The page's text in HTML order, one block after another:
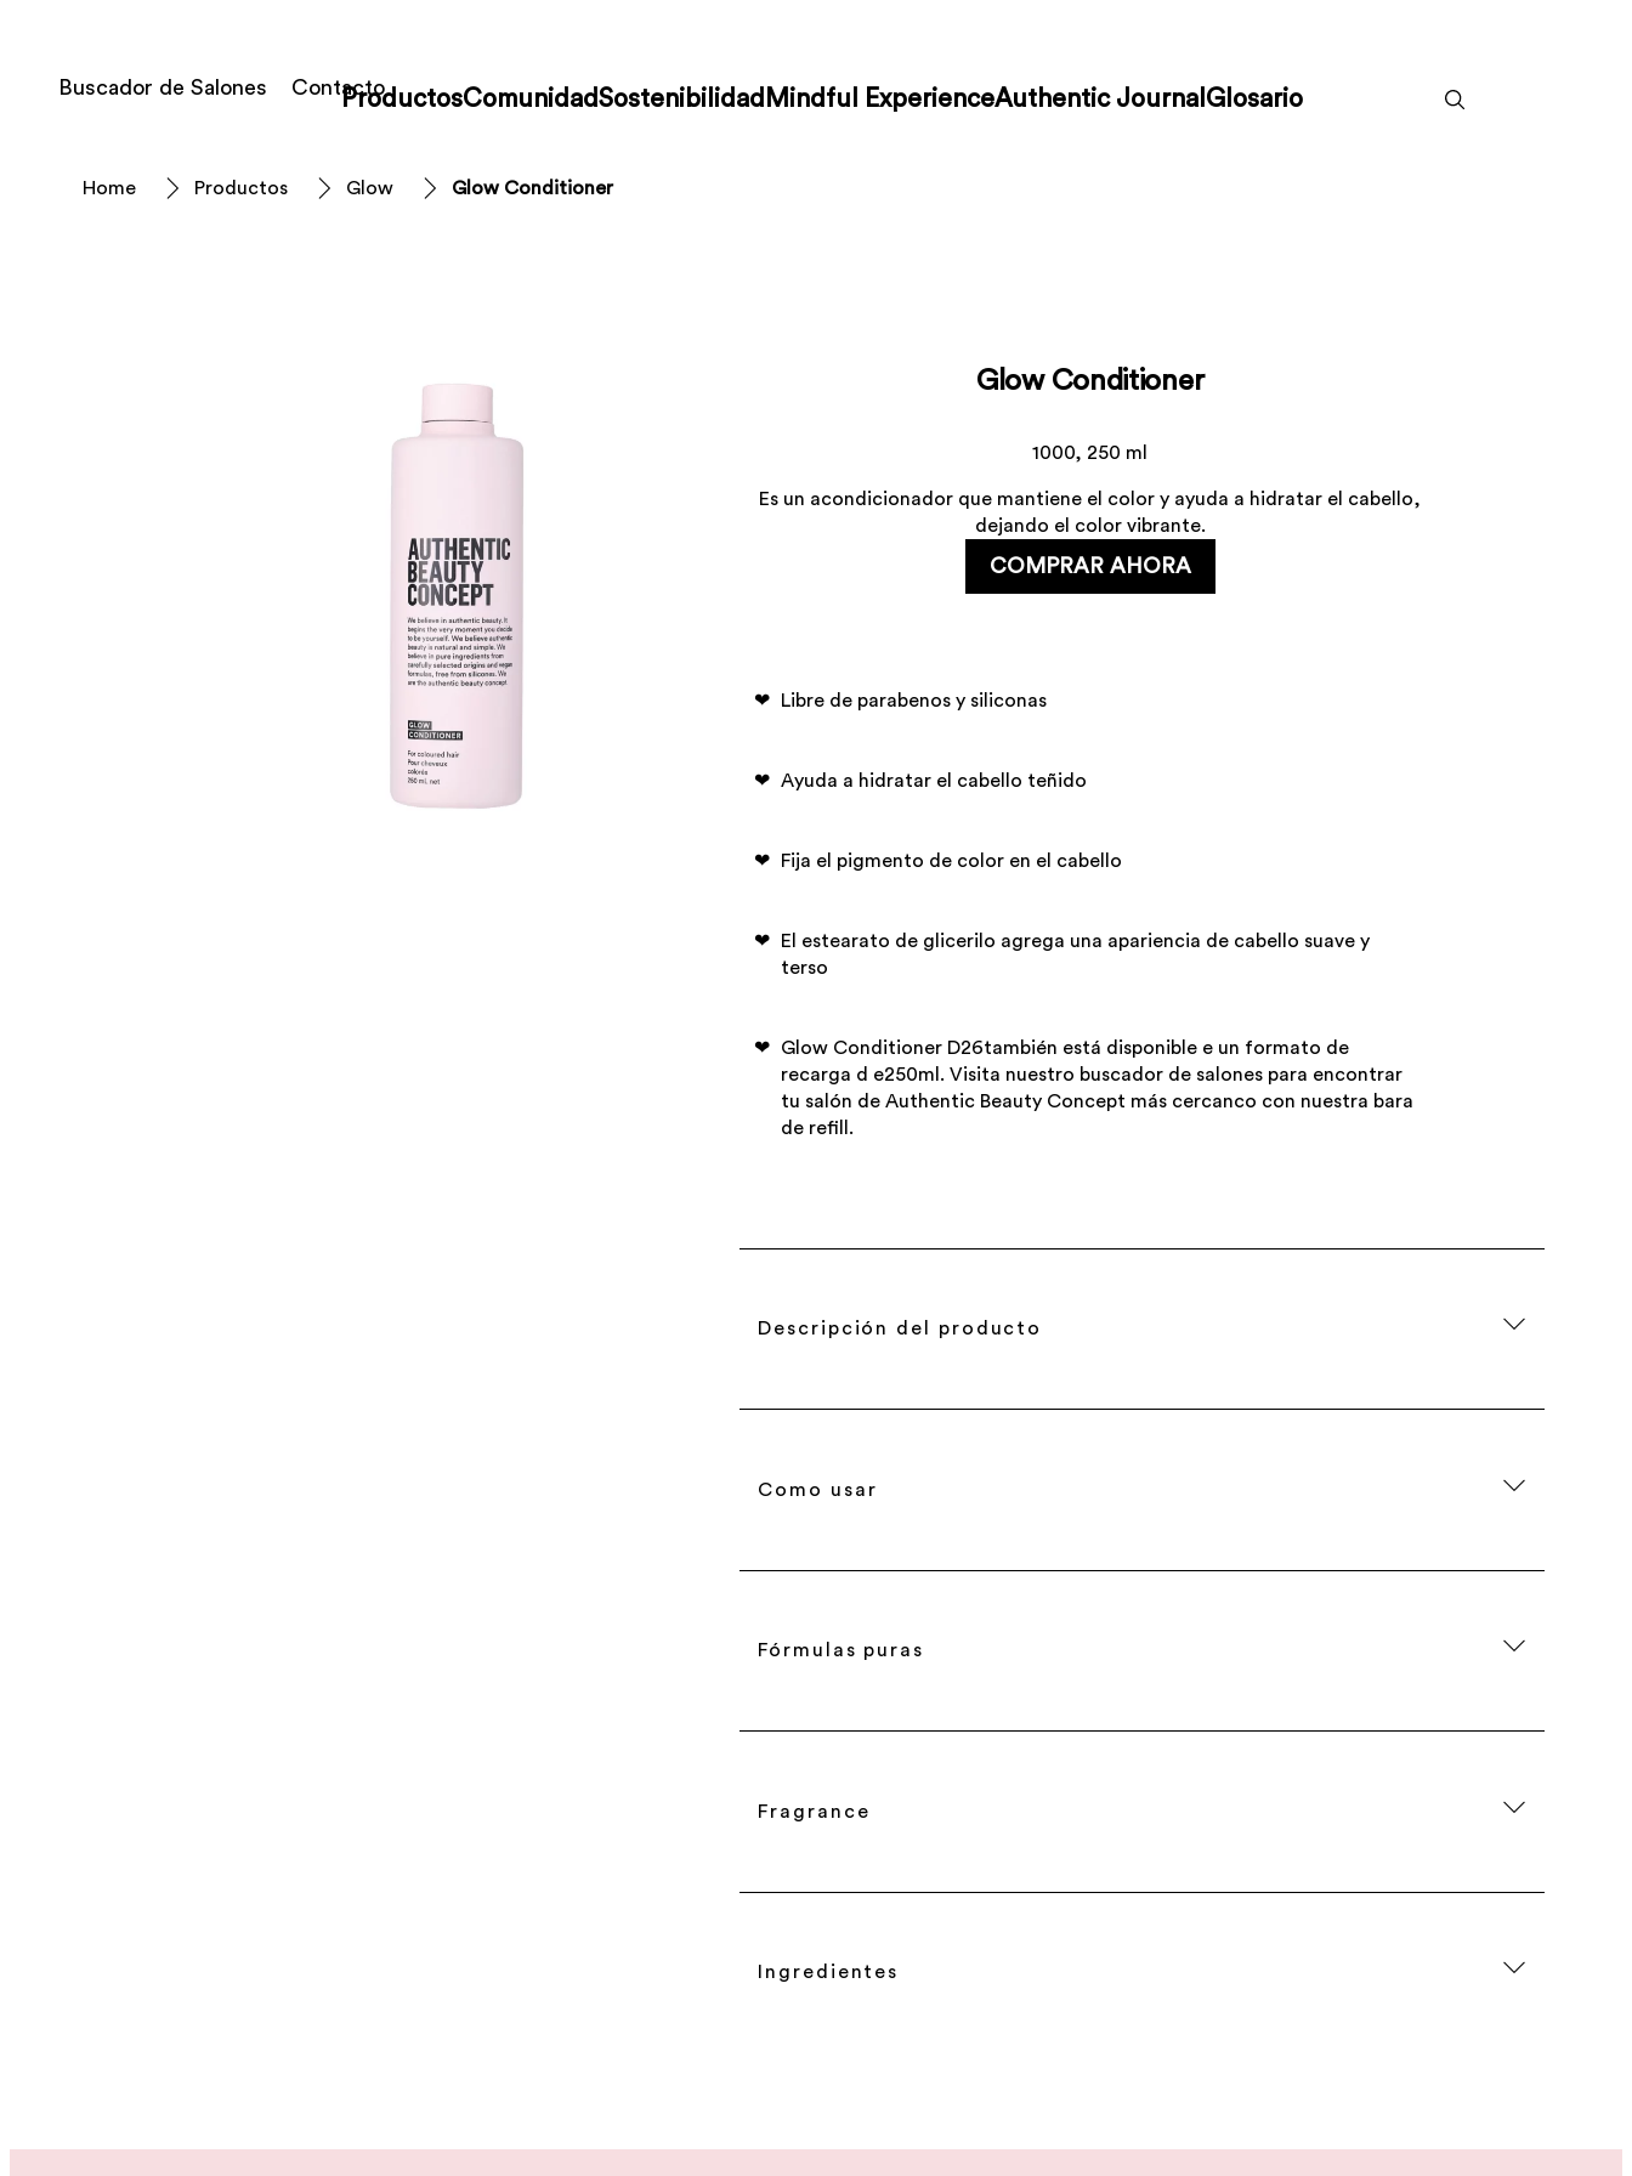
ProductosComunidadSostenibilidad Mindful ExperienceAuthentic Journal Glosario
Buscador de Salones Contacto
Home Productos Glow Glow Conditioner
Glow Conditioner
1000, 250 ml
Es un acondicionador que mantiene el color y ayuda a hidratar el cabello,
dejando el color vibrante.
COMPRAR AHORA
Libre de parabenos y siliconas
Ayuda a hidratar el cabello teñido
Fija el pigmento de color en el cabello
El estearato de glicerilo agrega una apariencia de cabello suave y
terso
Glow Conditioner D26también está disponible e un formato de
recarga d e250ml. Visita nuestro buscador de salones para encontrar
tu salón de Authentic Beauty Concept más cercanco con nuestra bara
de refill.
Descripción del producto
Como usar
Fórmulas puras
Fragrance
Ingredientes